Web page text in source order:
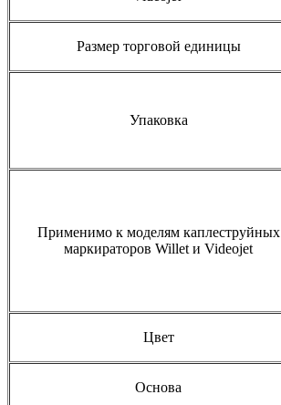
Размер торговой единицы
Упаковка
Применимо к моделям каплеструйных
маркираторов Willet и Videojet
Цвет
Основа